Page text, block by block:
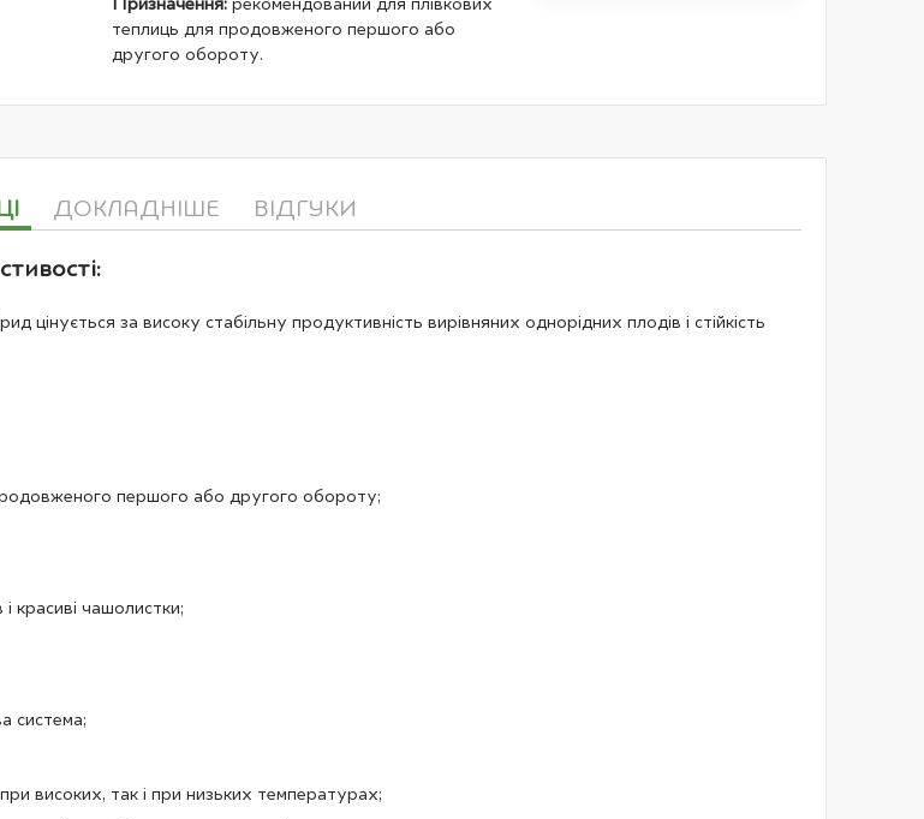
Призначення:рекомендований для плівкових
теплиць для продовженого першого або
другого обороту.
за високу стабільну продуктивність вирівняних однорідних плодів і стійкість
першого або другого обороту;
красиві чашолистки;
система;
високих, так і при низьких температурах;
ДОКЛАДНІШЕ ВІДГУКИ